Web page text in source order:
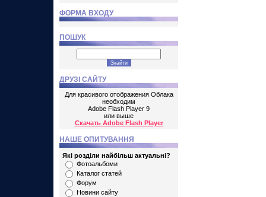
ФОРМА ВХОДУ
ПОШУК
ДРУЗІ САЙТУ
Для красивого отображения Облака
необходим
Adobe Flash Player 9
или выше
Скачать Adobe Flash Player
НАШЕ ОПИТУВАННЯ
Які розділи найбільш актуальні?
Фотоальбоми
Каталог статей
Форум
Новини сайту